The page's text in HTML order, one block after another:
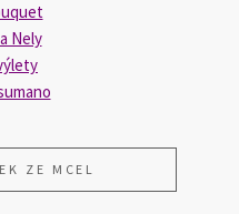
Nely
ZE MCEL